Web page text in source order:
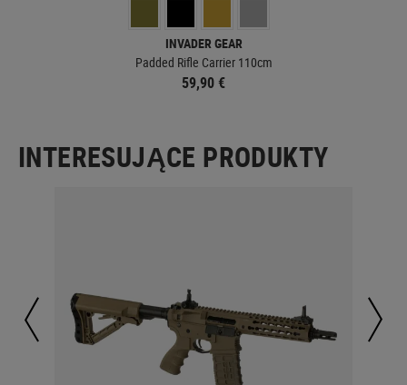
INVADER GEAR
Padded Rifle Carrier 110cm
59,90 €
INTERESUJĄCE PRODUKTY